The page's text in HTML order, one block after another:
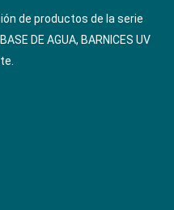
de productos de la serie
DE AGUA, BARNICES UV